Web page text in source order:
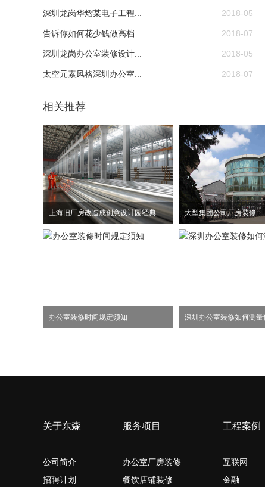
深圳龙岗华熠某电子工程... 2018-05
告诉你如何花少钱做高档... 2018-07
深圳龙岗办公室装修设计... 2018-05
太空元素风格深圳办公室... 2018-07
相关推荐
上海旧厂房改造成创意设计园经典案例 大型集团公司厂房装修
办公室装修时间规定须知 深圳办公室装修如何测量
关于东森
—
公司简介
招聘计划
服务项目
—
办公室厂房装修
餐饮店铺装修
工程案例
—
互联网
金融